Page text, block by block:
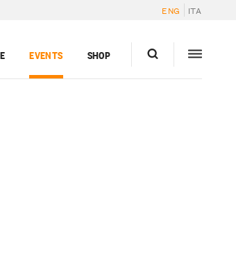
ENG ITA
EVENTS SHOP